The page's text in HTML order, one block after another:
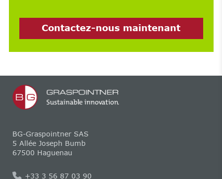
Contactez-nous maintenant
BG-Graspointner SAS
5 Allée Joseph Bumb
67500 Haguenau
+33 3 56 87 03 90